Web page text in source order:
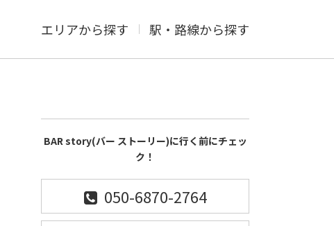
エリアから探す 駅・路線から探す
BAR story(バー ストーリー)に行く前にチェッ
ク！
050-6870-2764